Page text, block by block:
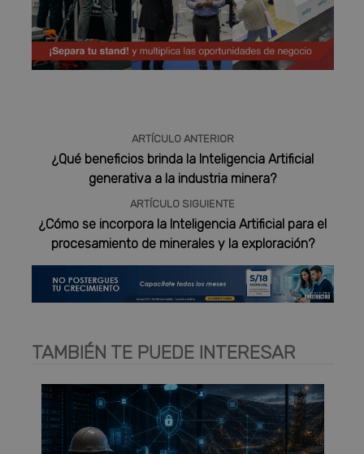
ARTÍCULO ANTERIOR
¿Qué beneficios brinda la Inteligencia Artificial
generativa a la industria minera?
ARTÍCULO SIGUIENTE
¿Cómo se incorpora la Inteligencia Artificial para el
procesamiento de minerales y la exploración?
TAMBIÉN TE PUEDE INTERESAR